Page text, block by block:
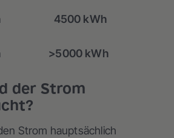
4500 kWh
>5000 kWh
der Strom
Strom hauptsächlich